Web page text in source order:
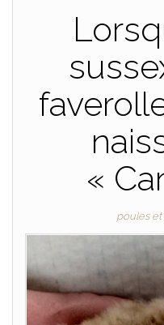
«
poules et